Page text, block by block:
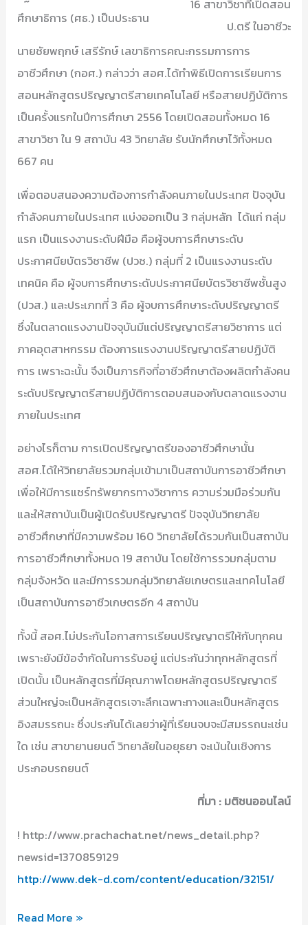
16 สาขาวิชาที่เปิดสอน
ป.ตรี ในอาชีวะ
ศึกษาธิการ (ศธ.) เป็นประธาน
นายชัยพฤกษ์ เสรีรักษ์ เลขาธิการคณะกรรมการการ
อาชีวศึกษา (กอศ.) กล่าวว่า สอศ.ได้ทำพิธีเปิดการเรียนการ
สอนหลักสูตรปริญญาตรีสายเทคโนโลยี หรือสายปฏิบัติการ
เป็นครั้งแรกในปีการศึกษา 2556 โดยเปิดสอนทั้งหมด 16
สาขาวิชา ใน 9 สถาบัน 43 วิทยาลัย รับนักศึกษาไว้ทั้งหมด
667 คน
เพื่อตอบสนองความต้องการกำลังคนภายในประเทศ ปัจจุบัน
กำลังคนภายในประเทศ แบ่งออกเป็น 3 กลุ่มหลัก ได้แก่ กลุ่ม
แรก เป็นแรงงานระดับฝีมือ คือผู้จบการศึกษาระดับ
ประกาศนียบัตรวิชาชีพ (ปวช.) กลุ่มที่ 2 เป็นแรงงานระดับ
เทคนิค คือ ผู้จบการศึกษาระดับประกาศนียบัตรวิชาชีพชั้นสูง
(ปวส.) และประเภทที่ 3 คือ ผู้จบการศึกษาระดับปริญญาตรี
ซึ่งในตลาดแรงงานปัจจุบันมีแต่ปริญญาตรีสายวิชาการ แต่
ภาคอุตสาหกรรม ต้องการแรงงานปริญญาตรีสายปฏิบัติ
การ เพราะฉะนั้น จึงเป็นภารกิจที่อาชีวศึกษาต้องผลิตกำลังคน
ระดับปริญญาตรีสายปฏิบัติการตอบสนองกับตลาดแรงงาน
ภายในประเทศ
อย่างไรก็ตาม การเปิดปริญญาตรีของอาชีวศึกษานั้น
สอศ.ได้ให้วิทยาลัยรวมกลุ่มเข้ามาเป็นสถาบันการอาชีวศึกษา
เพื่อให้มีการแชร์ทรัพยากรทางวิชาการ ความร่วมมือร่วมกัน
และให้สถาบันเป็นผู้เปิดรับปริญญาตรี ปัจจุบันวิทยาลัย
อาชีวศึกษาที่มีความพร้อม 160 วิทยาลัยได้รวมกันเป็นสถาบัน
การอาชีวศึกษาทั้งหมด 19 สถาบัน โดยใช้การรวมกลุ่มตาม
กลุ่มจังหวัด และมีการรวมกลุ่มวิทยาลัยเกษตรและเทคโนโลยี
เป็นสถาบันการอาชีวเกษตรอีก 4 สถาบัน
ทั้งนี้ สอศ.ไม่ประกันโอกาสการเรียนปริญญาตรีให้กับทุกคน
เพราะยังมีข้อจำกัดในการรับอยู่ แต่ประกันว่าทุกหลักสูตรที่
เปิดนั้น เป็นหลักสูตรที่มีคุณภาพโดยหลักสูตรปริญญาตรี
ส่วนใหญ่จะเป็นหลักสูตรเจาะลึกเฉพาะทางและเป็นหลักสูตร
อิงสมรรถนะ ซึ่งประกันได้เลยว่าผู้ที่เรียนจบจะมีสมรรถนะเช่น
ใด เช่น สาขายานยนต์ วิทยาลัยในอยุธยา จะเน้นในเชิงการ
ประกอบรถยนต์
ที่มา : มติชนออนไลน์
! http://www.prachachat.net/news_detail.php?
newsid=1370859129
http://www.dek-d.com/content/education/32151/
อาชีวะ
Read More »